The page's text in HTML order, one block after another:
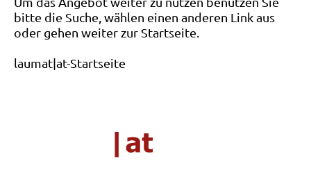
bitte die Suche, wählen einen anderen Link aus
oder gehen weiter zur Startseite.
laumat|at-Startseite